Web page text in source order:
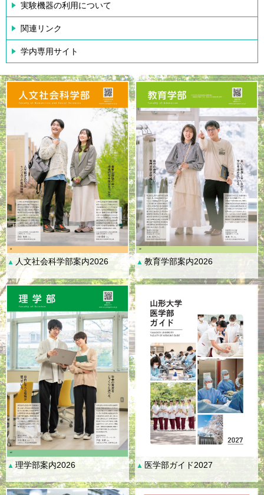
実験機器の利用について
関連リンク
学内専用サイト
▲ 人文社会科学部案内2026 ▲ 教育学部案内2026
▲理学部案内2026 ▲ 医学部ガイド2027